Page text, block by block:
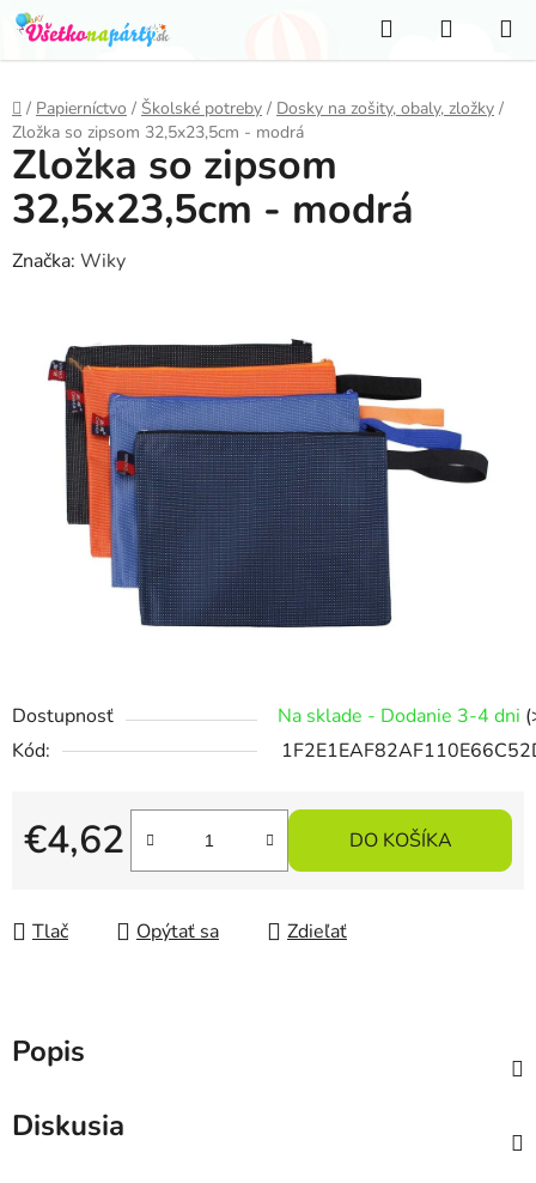
Prejsť
na
obsah
Hľadať
KOŠÍK
Domov
/ Papierníctvo / Školské potreby / Dosky na zošity, obaly, zložky /
Zložka so zipsom 32,5x23,5cm - modrá
Dostupnosť Na sklade - Dodanie 3-4 dni
Kód:
€4,62
Jednotková cena:
DO KOŠÍKA
Tlač Opýtať sa Zdieľať
Zložka so zipsom
32,5x23,5cm - modrá
Značka: Wiky
Popis
Diskusia